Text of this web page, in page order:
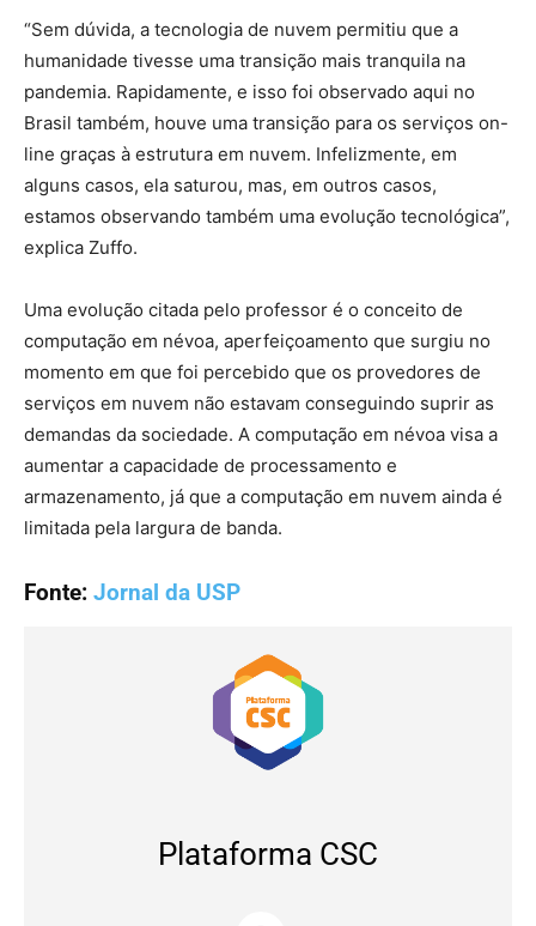
“Sem dúvida, a tecnologia de nuvem permitiu que a
humanidade tivesse uma transição mais tranquila na
pandemia. Rapidamente, e isso foi observado aqui no
Brasil também, houve uma transição para os serviços on-
line graças à estrutura em nuvem. Infelizmente, em
alguns casos, ela saturou, mas, em outros casos,
estamos observando também uma evolução tecnológica”,
explica Zuffo.
Uma evolução citada pelo professor é o conceito de
computação em névoa, aperfeiçoamento que surgiu no
momento em que foi percebido que os provedores de
serviços em nuvem não estavam conseguindo suprir as
demandas da sociedade. A computação em névoa visa a
aumentar a capacidade de processamento e
armazenamento, já que a computação em nuvem ainda é
limitada pela largura de banda.
Fonte: Jornal da USP
Plataforma CSC